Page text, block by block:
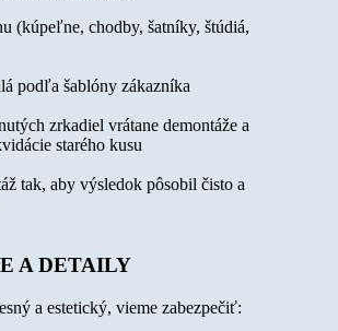
(kúpeľne, chodby, šatníky, štúdiá,
podľa šablóny zákazníka
zrkadiel vrátane demontáže a
starého kusu
tak, aby výsledok pôsobil čisto a
A DETAILY
a estetický, vieme zabezpečiť: